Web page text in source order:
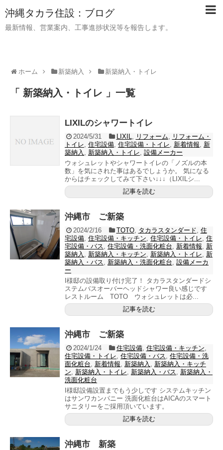
沖縄タカラ住設：ブログ
最新情報、営業案内、工事進捗状況等を報告します。
ホーム 新築納入 新築納入・トイレ
「 新築納入・トイレ 」一覧
LIXILのシャワートイレ
2024/5/31 LIXIL, リフォーム, リフォーム・
トイレ, 住宅設備, 住宅設備・トイレ, 新着情報, 新
築納入 , 新築納入・トイレ, 設備メーカー
ウォシュレットやシャワートイレの「ノズルの本
数」を気にされた事はあるでしょうか。 気になる
からはチェックしてみて下さい↓↓↓（LIXILシ...
記事を読む
沖縄市 ご新築
2024/2/16 TOTO, タカラスタンダード, 住
宅設備, 住宅設備・キッチン, 住宅設備・トイレ, 住
宅設備・バス, 住宅設備・洗面化粧台, 新着情報, 新
築納入 , 新築納入・キッチン, 新築納入・トイレ, 新
築納入・バス, 新築納入・洗面化粧台, 設備メーカ
ー
I様邸の設備取り付け完了！ タカラスタンダードシ
ステムバスオーバーヘッドシャワー良い感じです
レストルーム TOTO ウォシュレットは必...
記事を読む
沖縄市 ご新築
2024/1/24 住宅設備, 住宅設備・キッチン,
住宅設備・トイレ, 住宅設備・バス, 住宅設備・洗
面化粧台, 新着情報, 新築納入 , 新築納入・キッチ
ン, 新築納入・トイレ, 新築納入・バス, 新築納入・
洗面化粧台
I様邸設備設置までもう少しです システムキッチン
はサンワカンパニー 洗面化粧台はAICAのスマート
サニタリーをご採用頂いています。
記事を読む
沖縄市 新築